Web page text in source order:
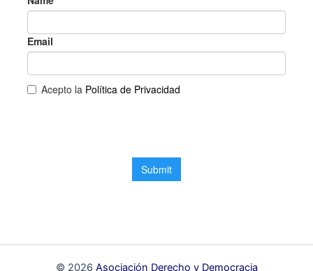
© 2026 Asociación Derecho y Democracia